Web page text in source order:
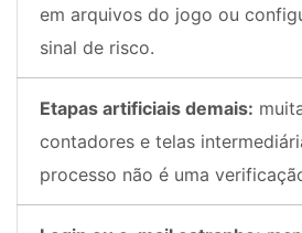
em arquivos do jogo ou
sinal de risco.
Etapas artificiais demais:
contadores e telas
processo não é uma